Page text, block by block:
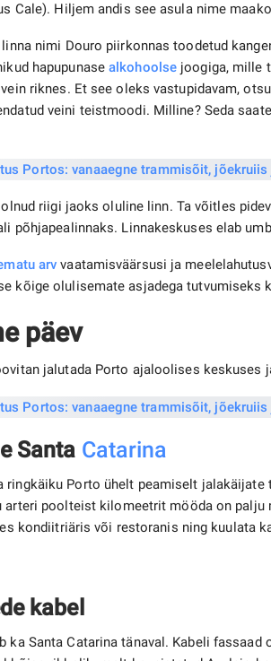
Cale). Hiljem andis see asula nime
nimi Douro piirkonnas toodetud
hapupunasealkohoolse joogiga, mille
riknes. Et see oleks vastupidavam,
veini teistmoodi. Milline? Seda
riigi jaoks oluline linn. Ta võitles
põhjapealinnaks. Linnakeskuses elab
arv vaatamisväärsusi ja
kõige olulisemate asjadega tutvumiseks
päev
jalutada Porto ajaloolises keskuses
Santa Catarina
ringkäiku Porto ühelt peamiselt jalakäijate
arteri poolteist kilomeetrit mööda on palju
kondiitriäris või restoranis ning kuulata
kabel
ka Santa Catarina tänaval. Kabeli